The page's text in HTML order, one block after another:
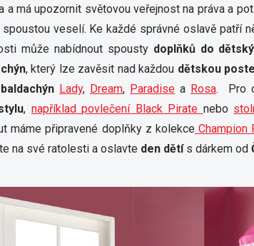
a má upozornit světovou veřejnost na práva a
veselí. Ke každé správné oslavě patří
může nabídnout spoustydoplňků do
, který lze zavěsit nad každou dětskou
baldachýn Lady, Dream, Paradise a Rosa. Pro
, například povlečení Black Pirate nebo
máme připravené doplňky z kolekceChampion
na své ratolesti a oslavte den dětís dárkem od